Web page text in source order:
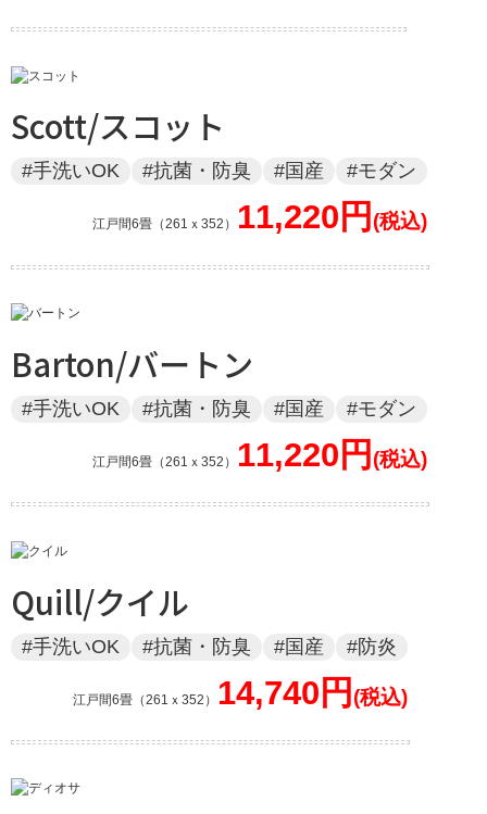
Scott/スコット
#手洗いOK #抗菌・防臭 #国産 #モダン
江戸間6畳（261ｘ352） 11,220円
Barton/バートン
#手洗いOK #抗菌・防臭 #国産 #モダン
江戸間6畳（261ｘ352） 11,220円
Quill/クイル
#手洗いOK #抗菌・防臭 #国産 #防炎
江戸間6畳（261ｘ352） 14,740円